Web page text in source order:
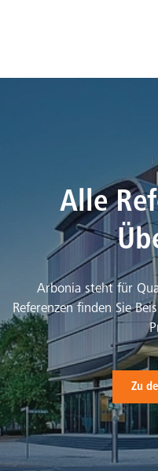
Alle
Arbonia steht für
Referenzen finden Sie
Zu